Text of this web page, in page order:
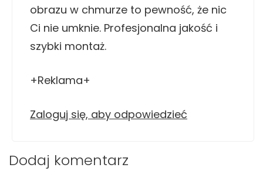
obrazu w chmurze to pewność, że nic
Ci nie umknie. Profesjonalna jakość i
szybki montaż.
+Reklama+
Zaloguj się, aby odpowiedzieć
Dodaj komentarz